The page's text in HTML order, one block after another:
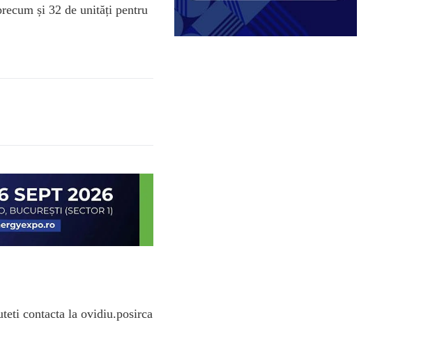
și 32 de unități pentru
contacta la ovidiu.posirca